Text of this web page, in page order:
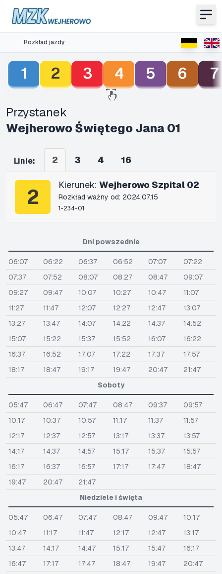
Rozkład jazdy
1 2 3 4 5 6 7
Przystanek
Wejherowo Świętego Jana 01
Linie: 2 3 4 16
2 Kierunek: Wejherowo Szpital 02
Rozkład ważny od: 2024.07.15
1-234-01
Dni powszednie
06:07 06:22 06:37 06:52 07:07
07:22
07:37
07:52 08:07 08:27 08:47
09:07
09:27
09:47 10:07 10:27 10:47
11:07
11:27
11:47 12:07 12:27 12:47
13:07
13:27
13:47 14:07 14:22 14:37
14:52
15:07
15:22 15:37 15:52 16:07
16:22
16:37
16:52 17:07 17:22 17:37
17:57
18:17
18:47 19:17 19:47 20:47
21:47
Soboty
05:47 06:47 07:47 08:47 09:37
09:57
10:17
10:37 10:57 11:17 11:37
11:57
12:17
12:37 12:57 13:17 13:37
13:57
14:17
14:37 14:57 15:17 15:37
15:57
16:17
16:37 16:57 17:17 17:47
18:47
19:47
20:47
21:47
Niedziele i święta
05:47 06:47 07:47 08:47 09:47
10:17
10:47
11:17 11:47 12:17 12:47
13:17
13:47
14:17 14:47 15:17 15:47
16:17
16:47
17:17 17:47 18:47 19:47
20:47